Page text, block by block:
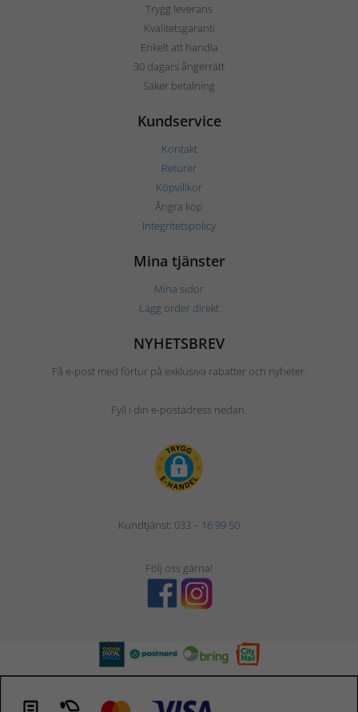
Trygg leverans
Kvalitetsgaranti
Enkelt att handla
30 dagars ångerrätt
Säker betalning
Kundservice
Kontakt
Returer
Köpvillkor
Ångra köp
Integritetspolicy
Mina tjänster
Mina sidor
Lägg order direkt
NYHETSBREV
Få e-post med förtur på exklusiva rabatter och nyheter.
Fyll i din e-postadress nedan.
Kundtjänst: 033 – 16 99 50
Följ oss gärna!